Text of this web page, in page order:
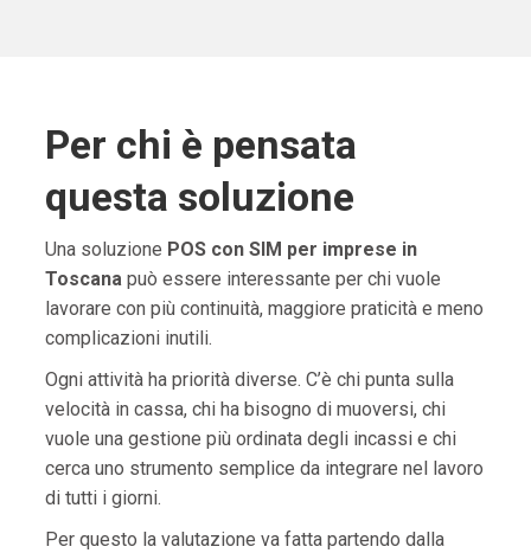
Per chi è pensata
questa soluzione
Una soluzione POS con SIM per imprese in
Toscanapuò essere interessante per chi vuole
lavorare con più continuità, maggiore praticità e meno
complicazioni inutili.
Ogni attività ha priorità diverse. C’è chi punta sulla
velocità in cassa, chi ha bisogno di muoversi, chi
vuole una gestione più ordinata degli incassi e chi
cerca uno strumento semplice da integrare nel lavoro
di tutti i giorni.
Per questo la valutazione va fatta partendo dalla